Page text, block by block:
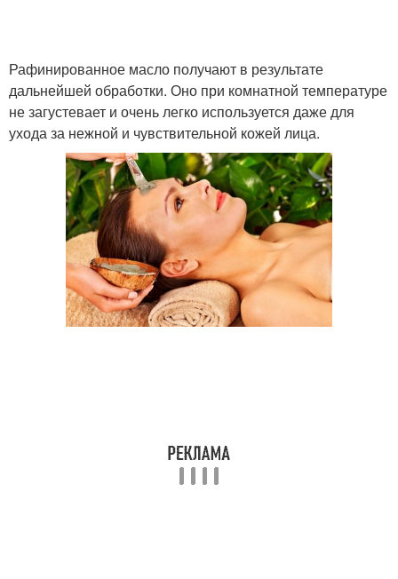
Рафинированное масло получают в результате
дальнейшей обработки. Оно при комнатной температуре
не загустевает и очень легко используется даже для
ухода за нежной и чувствительной кожей лица.